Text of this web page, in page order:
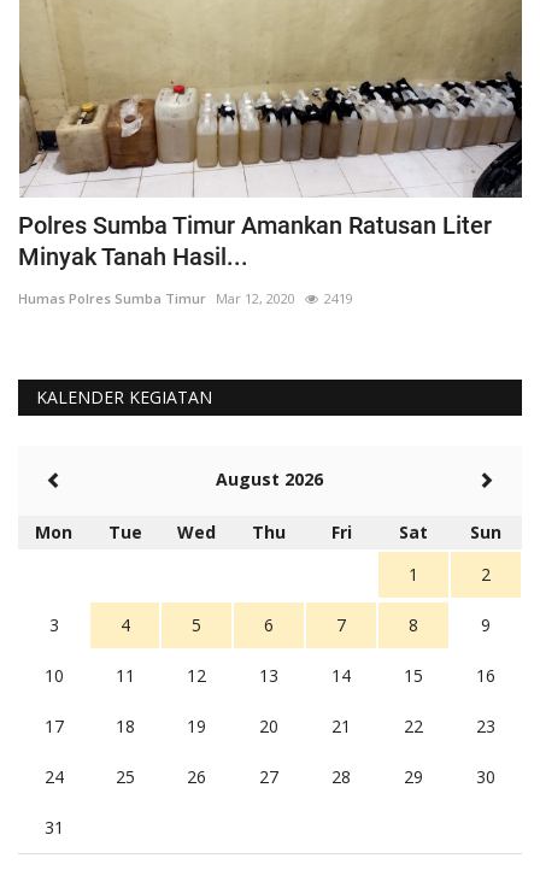
Polres Sumba Timur Amankan Ratusan Liter
Minyak Tanah Hasil...
Humas Polres Sumba Timur Mar 12, 2020 2419
KALENDER KEGIATAN
August 2026
Mon Tue Wed Thu Fri Sat
Sun
1
2
3 4 5 6 7 8 9
10 11 12 13 14 15 16
17 18 19 20 21 22 23
24 25 26 27 28 29 30
31